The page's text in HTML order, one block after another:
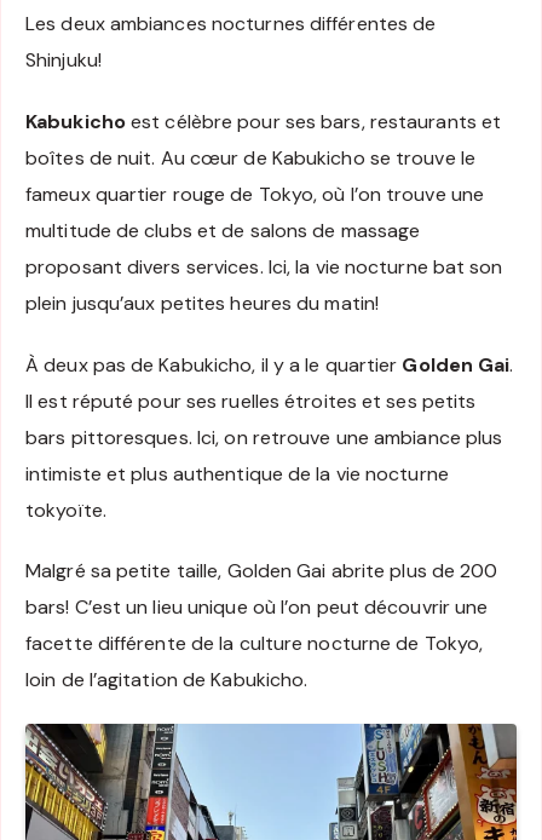
Les deux ambiances nocturnes différentes de
Shinjuku!
Kabukichoest célèbre pour ses bars, restaurants et
boîtes de nuit. Au cœur de Kabukicho se trouve le
fameux quartier rouge de Tokyo, où l’on trouve une
multitude de clubs et de salons de massage
proposant divers services. Ici, la vie nocturne bat son
plein jusqu’aux petites heures du matin!
À deux pas de Kabukicho, il y a le quartier Golden Gai.
Il est réputé pour ses ruelles étroites et ses petits
bars pittoresques. Ici, on retrouve une ambiance plus
intimiste et plus authentique de la vie nocturne
tokyoïte.
Malgré sa petite taille, Golden Gai abrite plus de 200
bars! C’est un lieu unique où l’on peut découvrir une
facette différente de la culture nocturne de Tokyo,
loin de l’agitation de Kabukicho.